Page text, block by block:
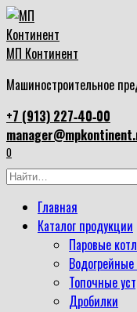
Перейти
к
содержанию
МП Континент
Машиностроительное
+7 (913) 227‑40‑00
0
Search
Главная
Каталог продукции
Паровые
Топочные
Дробилки